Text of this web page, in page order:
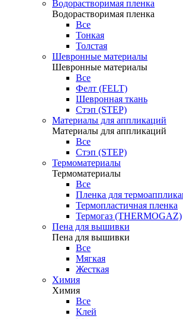
Водорастворимая пленка
Водорастворимая пленка
Все
Тонкая
Толстая
Шевронные материалы
Шевронные материалы
Все
Фелт (FELT)
Шевронная ткань
Стэп (STEP)
Материалы для аппликаций
Материалы для аппликаций
Все
Стэп (STEP)
Термоматериалы
Термоматериалы
Все
Пленка для
Термопластичная пленка
Термогаз (THERMOGAZ)
Пена для вышивки
Пена для вышивки
Все
Мягкая
Жесткая
Химия
Химия
Все
Клей